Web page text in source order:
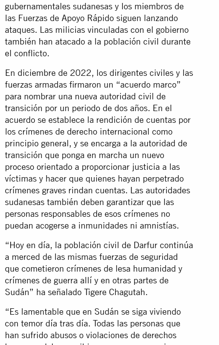
gubernamentales sudanesas y los miembros de
las Fuerzas de Apoyo Rápido siguen lanzando
ataques. Las milicias vinculadas con el gobierno
también han atacado a la población civil durante
el conflicto.
En diciembre de 2022, los dirigentes civiles y las
fuerzas armadas firmaron un “acuerdo marco”
para nombrar una nueva autoridad civil de
transición por un periodo de dos años. En el
acuerdo se establece la rendición de cuentas por
los crímenes de derecho internacional como
principio general, y se encarga a la autoridad de
transición que ponga en marcha un nuevo
proceso orientado a proporcionar justicia a las
víctimas y hacer que quienes hayan perpetrado
crímenes graves rindan cuentas. Las autoridades
sudanesas también deben garantizar que las
personas responsables de esos crímenes no
puedan acogerse a inmunidades ni amnistías.
“Hoy en día, la población civil de Darfur continúa
a merced de las mismas fuerzas de seguridad
que cometieron crímenes de lesa humanidad y
crímenes de guerra allí y en otras partes de
Sudán” ha señalado Tigere Chagutah.
“Es lamentable que en Sudán se siga viviendo
con temor día tras día. Todas las personas que
han sufrido abusos o violaciones de derechos